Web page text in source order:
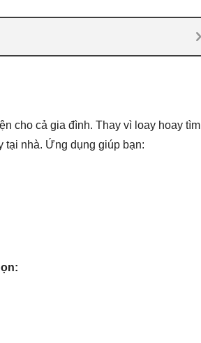
cho cả gia đình. Thay vì loay hoay tìm
nhà. Ứng dụng giúp bạn: